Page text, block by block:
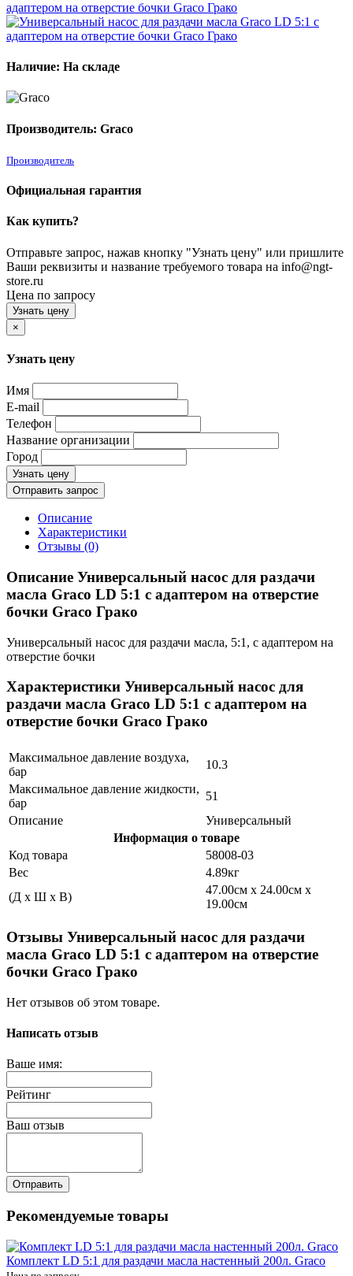
Наличие: На складе
Производитель: Graco
Производитель
Официальная гарантия
Как купить?
Отправьте запрос, нажав кнопку "Узнать цену" или пришлите
Ваши реквизиты и название требуемого товара на info@ngt-
store.ru
Цена по запросу
Узнать цену
×
Узнать цену
Имя
E-mail
Телефон
Название организации
Город
Узнать цену
Отправить запрос
Описание
Характеристики
Отзывы (0)
Описание Универсальный насос для раздачи
масла Graco LD 5:1 с адаптером на отверстие
бочки Graco Грако
Универсальный насос для раздачи масла, 5:1, с адаптером на
отверстие бочки
Характеристики Универсальный насос для
раздачи масла Graco LD 5:1 с адаптером на
отверстие бочки Graco Грако
Максимальное давление воздуха,
бар
10.3
Максимальное давление жидкости,
бар
51
Описание
Универсальный
Информация о товаре
Код товара
58008-03
Вес
4.89кг
(Д x Ш x В)
47.00см x 24.00см x
19.00см
Отзывы Универсальный насос для раздачи
масла Graco LD 5:1 с адаптером на отверстие
бочки Graco Грако
Нет отзывов об этом товаре.
Написать отзыв
Ваше имя:
Рейтинг
Ваш отзыв
Отправить
Рекомендуемые товары
Комплект LD 5:1 для раздачи масла настенный 200л. Graco